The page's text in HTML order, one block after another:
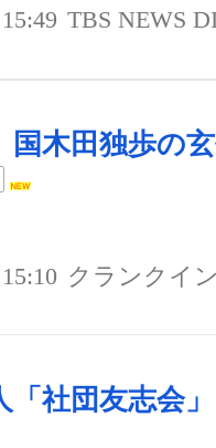
TBS NEWS
国木田独歩の
クランクイン
「社団友志会